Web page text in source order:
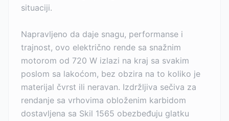
situaciji.
Napravljeno da daje snagu, performanse i
trajnost, ovo električno rende sa snažnim
motorom od 720 W izlazi na kraj sa svakim
poslom sa lakoćom, bez obzira na to koliko je
materijal čvrst ili neravan. Izdržljiva sečiva za
rendanje sa vrhovima obloženim karbidom
dostavljena sa Skil 1565 obezbeđuju glatku